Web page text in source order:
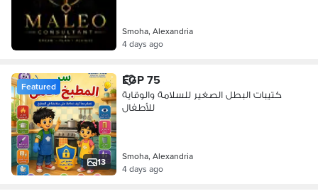
Smoha, Alexandria
4 days ago
13
Featured EGP 75
كتيبات البطل الصغير للسلامة والوقاية
للأطفال
Smoha, Alexandria
4 days ago